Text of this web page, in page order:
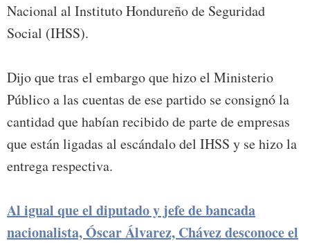
Nacional al Instituto Hondureño de Seguridad
Social (IHSS).
Dijo que tras el embargo que hizo el Ministerio
Público a las cuentas de ese partido se consignó la
cantidad que habían recibido de parte de empresas
que están ligadas al escándalo del IHSS y se hizo la
entrega respectiva.
Al igual que el diputado y jefe de bancada
nacionalista, Óscar Álvarez, Chávez desconoce el